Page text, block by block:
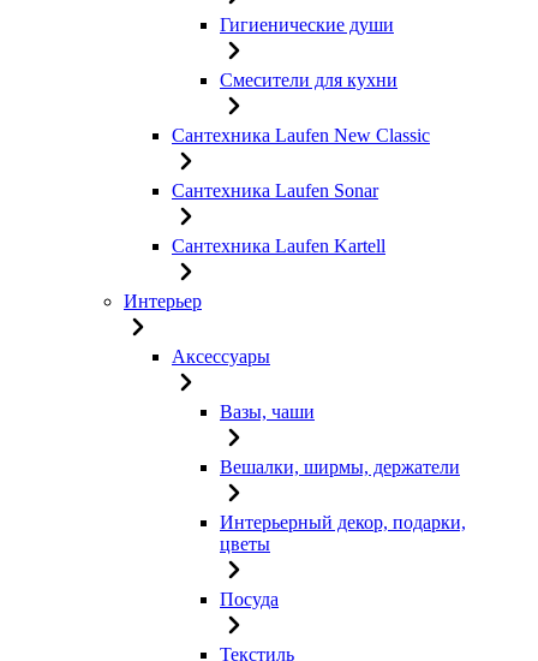
Гигиенические души
Смесители для кухни
Сантехника Laufen New Classic
Сантехника Laufen Sonar
Сантехника Laufen Kartell
Интерьер
Аксессуары
Вазы, чаши
Вешалки, ширмы, держатели
Интерьерный декор, подарки,
цветы
Посуда
Текстиль